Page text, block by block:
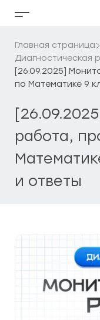
Кнопка
бокового
меню
Главная страница
Диагностическая
[26.09.2025]
по Математике 9
работа,
и ответы